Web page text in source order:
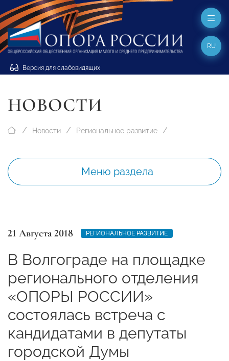
Версия для слабовидящих
RU
НОВОСТИ
Новости Региональное развитие
Меню раздела
21 Августа 2018 РЕГИОНАЛЬНОЕ РАЗВИТИЕ
В Волгограде на площадке
регионального отделения
«ОПОРЫ РОССИИ»
состоялась встреча с
кандидатами в депутаты
городской Думы